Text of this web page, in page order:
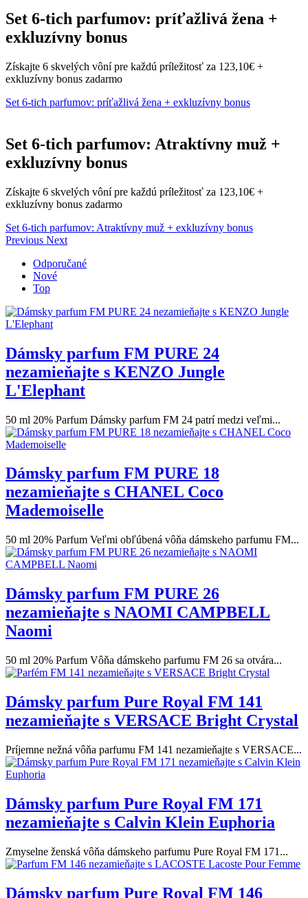
Set 6-tich parfumov: príťažlivá žena +
exkluzívny bonus
Získajte 6 skvelých vôní pre každú príležitosť za 123,10€ +
exkluzívny bonus zadarmo
Set 6-tich parfumov: príťažlivá žena + exkluzívny bonus
Set 6-tich parfumov: Atraktívny muž +
exkluzívny bonus
Získajte 6 skvelých vôní pre každú príležitosť za 123,10€ +
exkluzívny bonus zadarmo
Set 6-tich parfumov: Atraktívny muž + exkluzívny bonus
Previous Next
Odporučané
Nové
Top
Dámsky parfum FM PURE 24
nezamieňajte s KENZO Jungle
L'Elephant
50 ml 20% Parfum Dámsky parfum FM 24 patrí medzi veľmi...
Dámsky parfum FM PURE 18
nezamieňajte s CHANEL Coco
Mademoiselle
50 ml 20% Parfum Veľmi obľúbená vôňa dámskeho parfumu FM...
Dámsky parfum FM PURE 26
nezamieňajte s NAOMI CAMPBELL
Naomi
50 ml 20% Parfum Vôňa dámskeho parfumu FM 26 sa otvára...
Dámsky parfum Pure Royal FM 141
nezamieňajte s VERSACE Bright Crystal
Príjemne nežná vôňa parfumu FM 141 nezamieňajte s VERSACE...
Dámsky parfum Pure Royal FM 171
nezamieňajte s Calvin Klein Euphoria
Zmyselne ženská vôňa dámskeho parfumu Pure Royal FM 171...
Dámsky parfum Pure Royal FM 146